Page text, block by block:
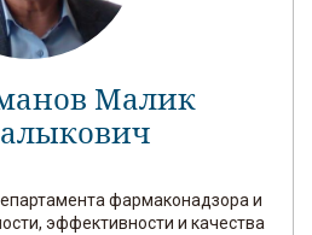
Малик
фармаконадзора и
эффективности и качества